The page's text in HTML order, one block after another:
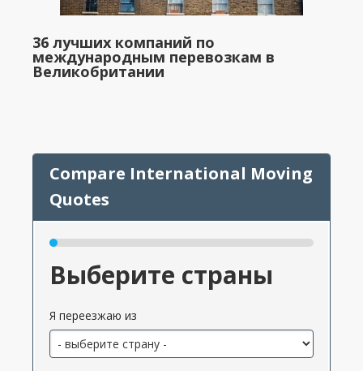
36 лучших компаний по
международным перевозкам в
Великобритании
Выберите страны
Я переезжаю из